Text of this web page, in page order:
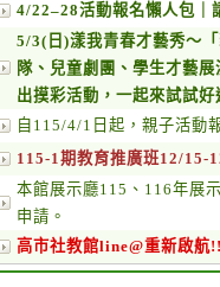
4/22–28活動報名懶人包｜
5/3(日)漾我青春才藝秀～
隊、兒童劇團、學生才藝
出摸彩活動，一起來試試好
自115/4/1日起，親子活動
115-1期教育推廣班12/15-
本館展示廳115、116年展
申請。
高市社教館line@重新啟航